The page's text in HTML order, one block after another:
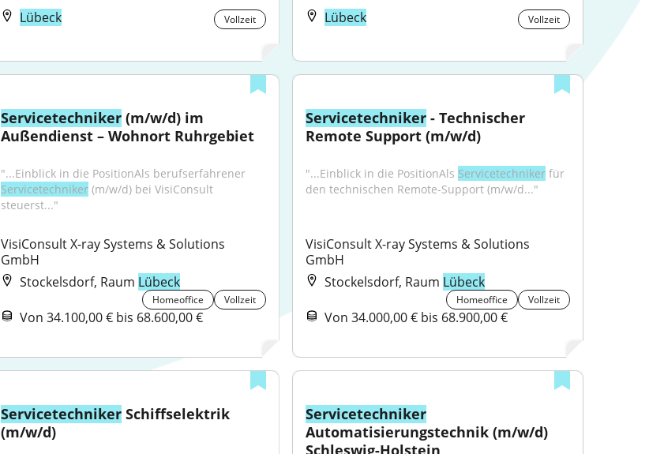
Lübeck
Vollzeit
Lübeck
Vollzeit
Servicetechniker (m/w/d) im
Außendienst – Wohnort Ruhrgebiet
Servicetechniker (m/w/d) bei VisiConsult
steuerst..."
VisiConsult X-ray Systems & Solutions
GmbH
Stockelsdorf, Raum Lübeck
Homeoffice Vollzeit
Von 34.100,00 € bis 68.600,00 €
Servicetechniker - Technischer
Remote Support (m/w/d)
"...Einblick in die PositionAls Servicetechniker für
den technischen Remote-Support (m/w/d..."
VisiConsult X-ray Systems & Solutions
GmbH
Stockelsdorf, Raum Lübeck
Homeoffice Vollzeit
Von 34.000,00 € bis 68.900,00 €
Servicetechniker Schiffselektrik
(m/w/d)
Servicetechniker
Automatisierungstechnik (m/w/d)
Schleswig-Holstein